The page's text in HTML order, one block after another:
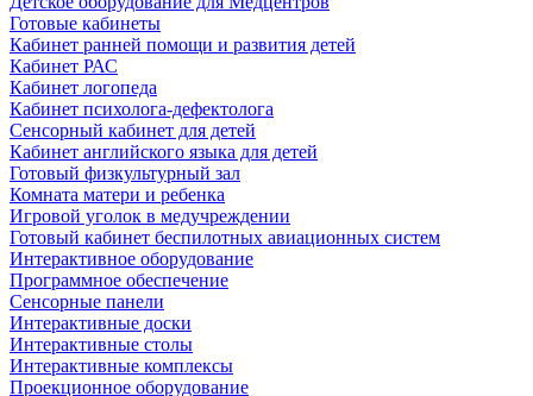
Готовые кабинеты
Кабинет ранней помощи и развития детей
Кабинет РАС
Кабинет логопеда
Кабинет психолога-дефектолога
Сенсорный кабинет для детей
Кабинет английского языка для детей
Готовый физкультурный зал
Комната матери и ребенка
Игровой уголок в медучреждении
Готовый кабинет беспилотных авиационных систем
Интерактивное оборудование
Программное обеспечение
Сенсорные панели
Интерактивные доски
Интерактивные столы
Интерактивные комплексы
Проекционное оборудование